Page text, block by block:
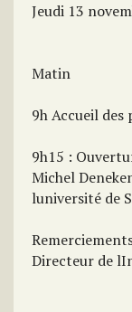
Jeudi 13
Matin
9h Accueil
9h15 :
Michel
luniversité de
Directeur de